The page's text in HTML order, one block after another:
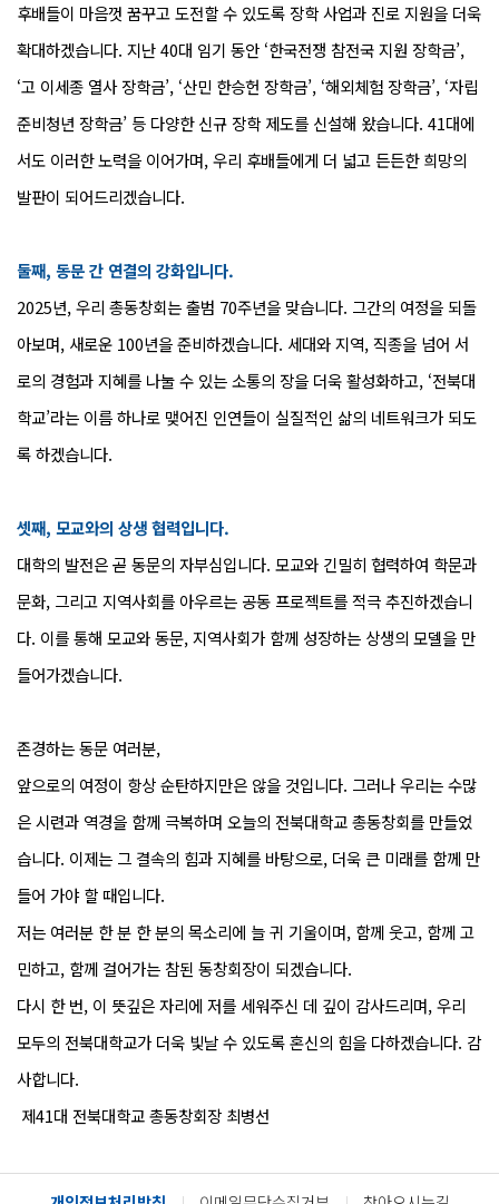
후배들이 마음껏 꿈꾸고 도전할 수 있도록 장학 사업과 진로 지원을 더욱
확대하겠습니다. 지난 40대 임기 동안 ‘한국전쟁 참전국 지원 장학금’,
‘고 이세종 열사 장학금’, ‘산민 한승헌 장학금’, ‘해외체험 장학금’, ‘자립
준비청년 장학금’ 등 다양한 신규 장학 제도를 신설해 왔습니다. 41대에
서도 이러한 노력을 이어가며, 우리 후배들에게 더 넓고 든든한 희망의
발판이 되어드리겠습니다.
둘째, 동문 간 연결의 강화입니다.
2025년, 우리 총동창회는 출범 70주년을 맞습니다. 그간의 여정을 되돌
아보며, 새로운 100년을 준비하겠습니다. 세대와 지역, 직종을 넘어 서
로의 경험과 지혜를 나눌 수 있는 소통의 장을 더욱 활성화하고, ‘전북대
학교’라는 이름 하나로 맺어진 인연들이 실질적인 삶의 네트워크가 되도
록 하겠습니다.
셋째, 모교와의 상생 협력입니다.
대학의 발전은 곧 동문의 자부심입니다. 모교와 긴밀히 협력하여 학문과
문화, 그리고 지역사회를 아우르는 공동 프로젝트를 적극 추진하겠습니
다. 이를 통해 모교와 동문, 지역사회가 함께 성장하는 상생의 모델을 만
들어가겠습니다.
존경하는 동문 여러분,
앞으로의 여정이 항상 순탄하지만은 않을 것입니다. 그러나 우리는 수많
은 시련과 역경을 함께 극복하며 오늘의 전북대학교 총동창회를 만들었
습니다. 이제는 그 결속의 힘과 지혜를 바탕으로, 더욱 큰 미래를 함께 만
들어 가야 할 때입니다.
저는 여러분 한 분 한 분의 목소리에 늘 귀 기울이며, 함께 웃고, 함께 고
민하고, 함께 걸어가는 참된 동창회장이 되겠습니다.
다시 한 번, 이 뜻깊은 자리에 저를 세워주신 데 깊이 감사드리며, 우리
모두의 전북대학교가 더욱 빛날 수 있도록 혼신의 힘을 다하겠습니다. 감
사합니다.
제41대 전북대학교 총동창회장 최병선